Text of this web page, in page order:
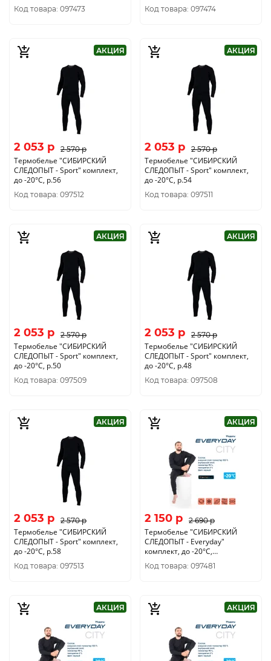
Код товара: 097473 Код товара: 097474
АКЦИЯ
2 053 p 2 570 p
Термобелье "CИБИРСКИЙ
СЛЕДОПЫТ - Sport" комплект,
до -20°С, р.56
Код товара: 097512
АКЦИЯ
2 053 p 2 570 p
Термобелье "CИБИРСКИЙ
СЛЕДОПЫТ - Sport" комплект,
до -20°С, р.54
Код товара: 097511
АКЦИЯ
2 053 p 2 570 p
Термобелье "CИБИРСКИЙ
СЛЕДОПЫТ - Sport" комплект,
до -20°С, р.50
Код товара: 097509
АКЦИЯ
2 053 p 2 570 p
Термобелье "CИБИРСКИЙ
СЛЕДОПЫТ - Sport" комплект,
до -20°С, р.48
Код товара: 097508
АКЦИЯ
2 053 p 2 570 p
Термобелье "CИБИРСКИЙ
СЛЕДОПЫТ - Sport" комплект,
до -20°С, р.58
Код товара: 097513
АКЦИЯ
2 150 p 2 690 p
Термобелье "CИБИРСКИЙ
СЛЕДОПЫТ - Everyday"
комплект, до -20°С,
двухслойное, р.46
Код товара: 097481
АКЦИЯ АКЦИЯ